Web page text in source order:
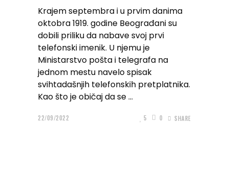
Krajem septembra i u prvim danima
oktobra 1919. godine Beograđani su
dobili priliku da nabave svoj prvi
telefonski imenik. U njemu je
Ministarstvo pošta i telegrafa na
jednom mestu navelo spisak
svihtadašnjih telefonskih pretplatnika.
Kao što je običaj da se
22/09/2022 5 0 SHARE